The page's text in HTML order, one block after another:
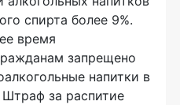
спирта более 9%.
время
запрещено
напитки в
за распитие